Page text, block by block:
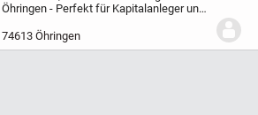
Öhringen - Perfekt für Kapitalanleger und
Zuhause oder Ihrer nächsten wertstabilen
Kapitalanlage! Diese gepflegte 3,5-
74613 Öhringen